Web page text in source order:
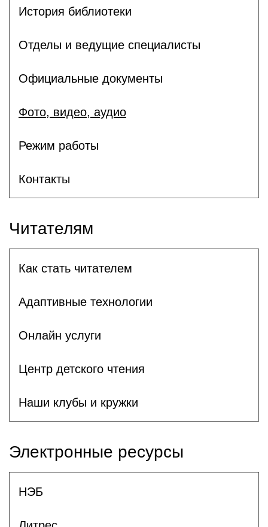
История библиотеки
Отделы и ведущие специалисты
Официальные документы
Фото, видео, аудио
Режим работы
Контакты
Читателям
Как стать читателем
Адаптивные технологии
Онлайн услуги
Центр детского чтения
Наши клубы и кружки
Электронные ресурсы
НЭБ